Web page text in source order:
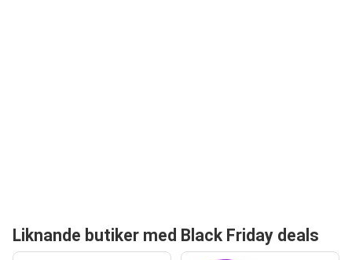
Liknande butiker med Black Friday deals